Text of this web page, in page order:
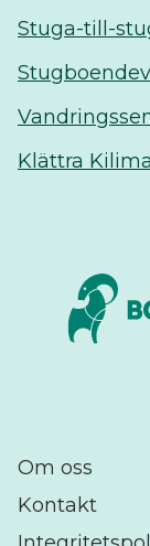
Stuga-till-
Klättra
Om oss
Kontakt